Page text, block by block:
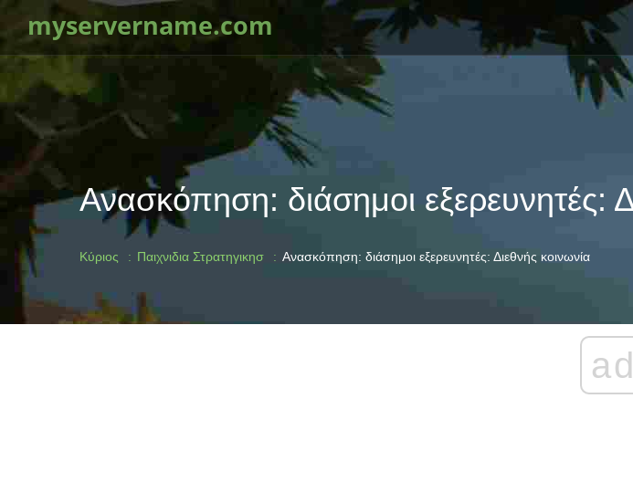
myservername.com
Ανασκόπηση: διάσημοι εξερευνητές:
Κύριος Παιχνιδια Στρατηγικησ Ανασκόπηση: διάσημοι εξερευνητές: Διεθνής κοινωνία
ad